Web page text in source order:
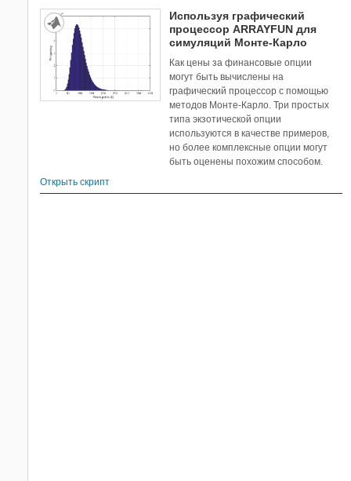
Используя графический
процессор ARRAYFUN для
симуляций Монте-Карло
Как цены за финансовые опции
могут быть вычислены на
графический процессор с помощью
методов Монте-Карло. Три простых
типа экзотической опции
используются в качестве примеров,
но более комплексные опции могут
быть оценены похожим способом.
Открыть скрипт